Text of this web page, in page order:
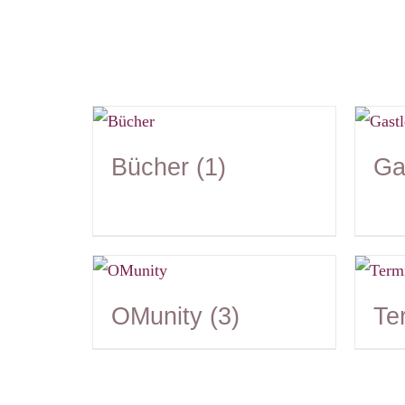
Bücher (1)
OMunity (3)